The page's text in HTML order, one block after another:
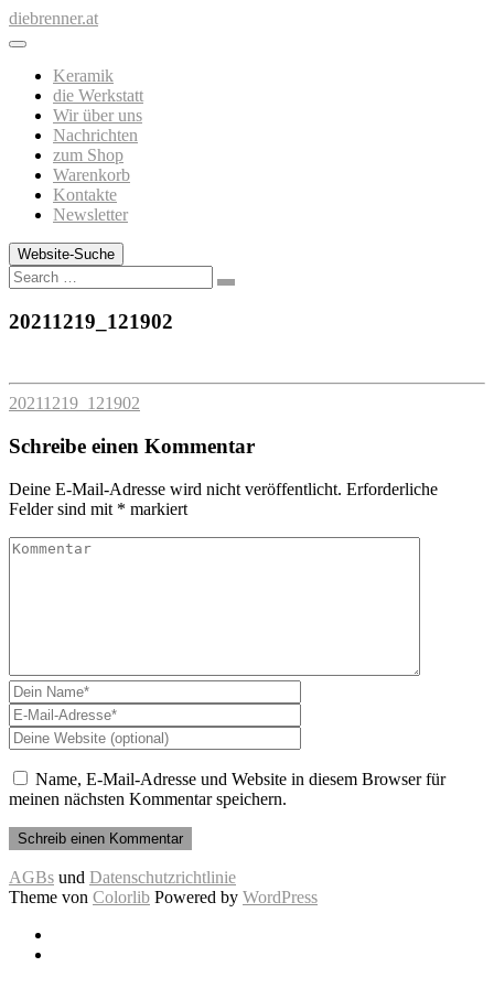
Zum
Inhalt
diebrenner.at
Keramik
die Werkstatt
Wir über uns
Nachrichten
zum Shop
Warenkorb
Kontakte
Newsletter
Website-Suche
Search
20211219_121902
20211219_121902
Schreibe einen Kommentar
Deine E-Mail-Adresse wird nicht veröffentlicht. Erforderliche
Felder sind mit * markiert
Name, E-Mail-Adresse und Website in diesem Browser für
meinen nächsten Kommentar speichern.
AGBs und Datenschutzrichtlinie
Theme von Colorlib Powered by WordPress